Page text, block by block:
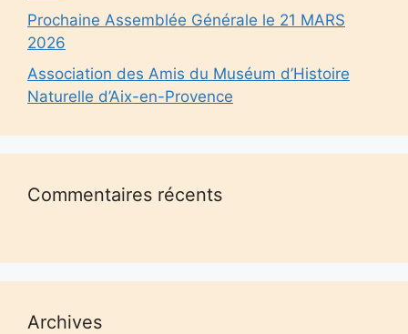
Prochaine Assemblée Générale le 21 MARS
2026
Association des Amis du Muséum d’Histoire
Naturelle d’Aix-en-Provence
Commentaires récents
Archives